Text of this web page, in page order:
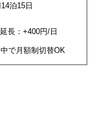
14泊15日
延長：+400円/日
で月額制切替OK